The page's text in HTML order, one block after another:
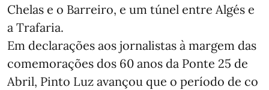
Chelas e o Barreiro, e um túnel entre Algés e
a Trafaria.
Em declarações aos jornalistas à margem das
comemorações dos 60 anos da Ponte 25 de
Abril, Pinto Luz avançou que o período de co